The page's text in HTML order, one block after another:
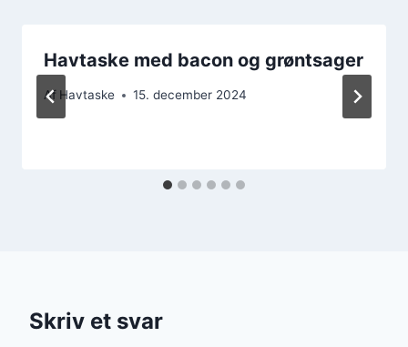
Havtaske med bacon og grøntsager
Af Havtaske 15. december 2024
Skriv et svar